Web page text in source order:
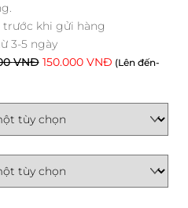
khi gửi hàng
3-5 ngày
VNĐ Giá
235.000 VNĐ.
150.000 VNĐGiá
150.000 VNĐ.
(Lên đến-